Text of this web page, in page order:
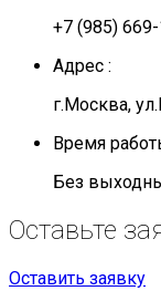
+7 (985)
Адрес :
г.Москва,
Время
Без
Оставьте
Оставить заявку